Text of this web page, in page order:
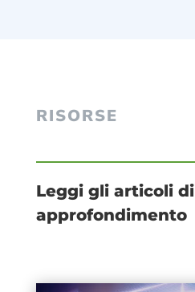
RISORSE
Leggi gli articoli di
approfondimento